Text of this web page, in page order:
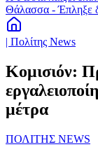
Θάλασσα - Έπληξε
| Πολίτης News
Κομισιόν:
μέτρα
ΠΟΛΙΤΗΣ NEWS